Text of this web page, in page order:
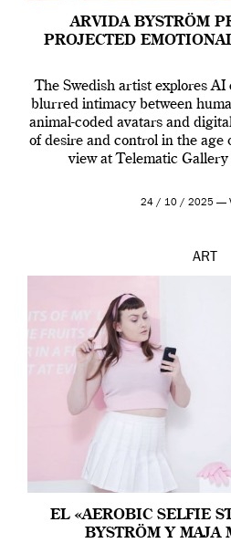
ARVIDA BYSTRÖM
PROJECTED
The Swedish artist explores AI
blurred intimacy between
animal-coded avatars and
of desire and control in the
view at Telematic
24 / 10 / 2025 —
ART
EL «AEROBIC SELFIE
BYSTRÖM Y MAJA